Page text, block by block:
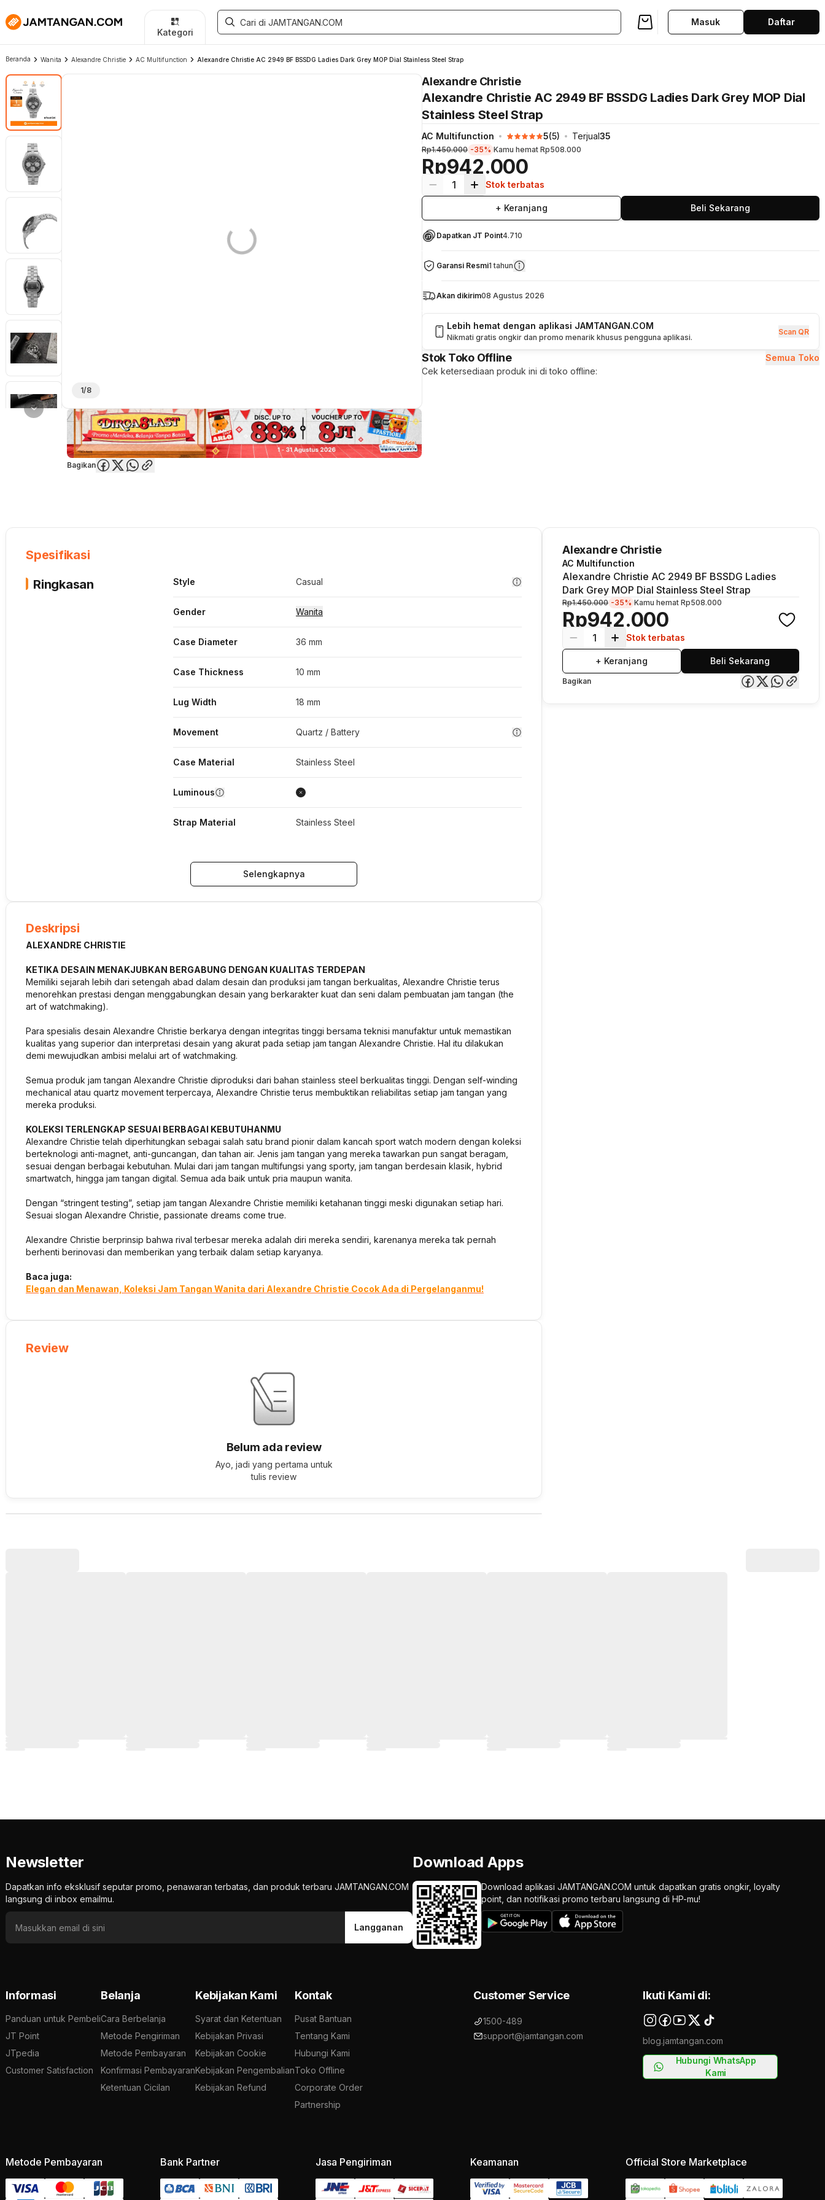
Newsletter
Dapatkan info eksklusif seputar promo, penawaran terbatas, dan produk terbaru JAMTANGAN.COM
langsung di inbox emailmu.
Langganan
Download Apps
Download aplikasi JAMTANGAN.COM untuk dapatkan gratis ongkir, loyalty
point, dan notifikasi promo terbaru langsung di HP-mu!
Informasi
Panduan untuk Pembeli
JT Point
JTpedia
Customer Satisfaction
Belanja
Cara Berbelanja
Metode Pengiriman
Metode Pembayaran
Konfirmasi Pembayaran
Ketentuan Cicilan
Kebijakan Kami
Syarat dan Ketentuan
Kebijakan Privasi
Kebijakan Cookie
Kebijakan Pengembalian
Kebijakan Refund
Kontak
Pusat Bantuan
Tentang Kami
Hubungi Kami
Toko Offline
Corporate Order
Partnership
Customer Service
1500-489
support@jamtangan.com
Ikuti Kami di:
blog.jamtangan.com
Hubungi WhatsApp
Kami
Metode Pembayaran Bank Partner Jasa Pengiriman Keamanan Official Store Marketplace
Kategori
Masuk Daftar
Beranda Wanita Alexandre Christie AC Multifunction Alexandre Christie AC 2949 BF BSSDG Ladies Dark Grey MOP Dial Stainless Steel Strap
1/8
Bagikan
Alexandre Christie
Alexandre Christie AC 2949 BF BSSDG Ladies Dark Grey MOP Dial
Stainless Steel Strap
AC Multifunction 5(5) Terjual35
Rp942.000
Rp1.450.000 -35% Kamu hemat Rp508.000
1 Stok terbatas
+ Keranjang Beli Sekarang
Dapatkan JT Point4.710
Garansi Resmi1 tahun
Akan dikirim08 Agustus 2026
Lebih hemat dengan aplikasi JAMTANGAN.COM
Nikmati gratis ongkir dan promo menarik khusus pengguna aplikasi.
Scan QR
Stok Toko Offline
Semua Toko
Cek ketersediaan produk ini di toko offline:
Spesifikasi
Ringkasan
Style Casual
Gender Wanita
Case Diameter 36 mm
Case Thickness 10 mm
Lug Width 18 mm
Movement Quartz / Battery
Case Material Stainless Steel
Luminous
Strap Material Stainless Steel
Selengkapnya
Deskripsi
ALEXANDRE CHRISTIE
KETIKA DESAIN MENAKJUBKAN BERGABUNG DENGAN KUALITAS TERDEPAN
Memiliki sejarah lebih dari setengah abad dalam desain dan produksi jam tangan berkualitas, Alexandre Christie terus
menorehkan prestasi dengan menggabungkan desain yang berkarakter kuat dan seni dalam pembuatan jam tangan (the
art of watchmaking).
Para spesialis desain Alexandre Christie berkarya dengan integritas tinggi bersama teknisi manufaktur untuk memastikan
kualitas yang superior dan interpretasi desain yang akurat pada setiap jam tangan Alexandre Christie. Hal itu dilakukan
demi mewujudkan ambisi melalui art of watchmaking.
Semua produk jam tangan Alexandre Christie diproduksi dari bahan stainless steel berkualitas tinggi. Dengan self-winding
mechanical atau quartz movement terpercaya, Alexandre Christie terus membuktikan reliabilitas setiap jam tangan yang
mereka produksi.
KOLEKSI TERLENGKAP SESUAI BERBAGAI KEBUTUHANMU
Alexandre Christie telah diperhitungkan sebagai salah satu brand pionir dalam kancah sport watch modern dengan koleksi
berteknologi anti-magnet, anti-guncangan, dan tahan air. Jenis jam tangan yang mereka tawarkan pun sangat beragam,
sesuai dengan berbagai kebutuhan. Mulai dari jam tangan multifungsi yang sporty, jam tangan berdesain klasik, hybrid
smartwatch, hingga jam tangan digital. Semua ada baik untuk pria maupun wanita.
Dengan “stringent testing”, setiap jam tangan Alexandre Christie memiliki ketahanan tinggi meski digunakan setiap hari.
Sesuai slogan Alexandre Christie, passionate dreams come true.
Alexandre Christie berprinsip bahwa rival terbesar mereka adalah diri mereka sendiri, karenanya mereka tak pernah
berhenti berinovasi dan memberikan yang terbaik dalam setiap karyanya.
Baca juga:
Elegan dan Menawan, Koleksi Jam Tangan Wanita dari Alexandre Christie Cocok Ada di Pergelanganmu!
Review
Belum ada review
Ayo, jadi yang pertama untuk
tulis review
Alexandre Christie
AC Multifunction
Alexandre Christie AC 2949 BF BSSDG Ladies
Dark Grey MOP Dial Stainless Steel Strap
Rp942.000
Rp1.450.000 -35% Kamu hemat Rp508.000
1 Stok terbatas
+ Keranjang Beli Sekarang
Bagikan